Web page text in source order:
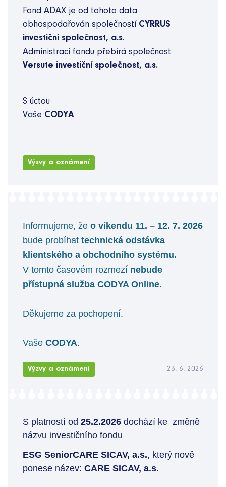
Fond ADAX je od tohoto data
obhospodařován společností CYRRUS
investiční společnost, a.s.
Administraci fondu přebírá společnost
Versute investiční společnost, a.s.
S úctou
Vaše CODYA
Výzvy a oznámení
Informujeme, že o víkendu 11. – 12. 7. 2026
bude probíhat technická odstávka
klientského a obchodního systému.
V tomto časovém rozmezí nebude
přístupná služba CODYA Online.
Děkujeme za pochopení.
Vaše CODYA.
Výzvy a oznámení 23. 6. 2026
S platností od 25.2.2026 dochází ke změně
názvu investičního fondu
ESG SeniorCARE SICAV, a.s., který nově
ponese název: CARE SICAV, a.s.